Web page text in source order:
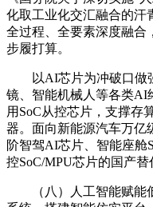
化取工业化交汇融合的汗
全过程、全要素深度融合
步履打算。
以AI芯片为冲破口做
镜、智能机械人等各类AI
用SoC从控芯片，支撑存
器。面向新能源汽车万亿
阶智驾AI芯片、智能座舱
控SoC/MPU芯片的国产替
（八）人工智能赋能